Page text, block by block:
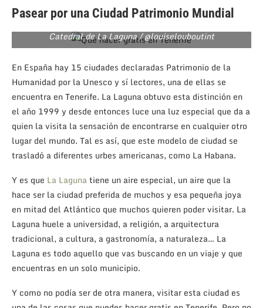
Pasear por una Ciudad Patrimonio Mundial
Catedral de La Laguna / @louiselouboutint
En España hay 15 ciudades declaradas Patrimonio de la
Humanidad por la Unesco y sí lectores, una de ellas se
encuentra en Tenerife. La Laguna obtuvo esta distinción en
el año 1999 y desde entonces luce una luz especial que da a
quien la visita la sensación de encontrarse en cualquier otro
lugar del mundo. Tal es así, que este modelo de ciudad se
trasladó a diferentes urbes americanas, como La Habana.
Y es que La Lagunatiene un aire especial, un aire que la
hace ser la ciudad preferida de muchos y esa pequeña joya
en mitad del Atlántico que muchos quieren poder visitar. La
Laguna huele a universidad, a religión, a arquitectura
tradicional, a cultura, a gastronomía, a naturaleza… La
Laguna es todo aquello que vas buscando en un viaje y que
encuentras en un solo municipio.
Y como no podía ser de otra manera, visitar esta ciudad es